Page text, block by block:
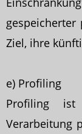
gespeicherter
Ziel, ihre
e) Profiling
Profiling
Verarbeitung